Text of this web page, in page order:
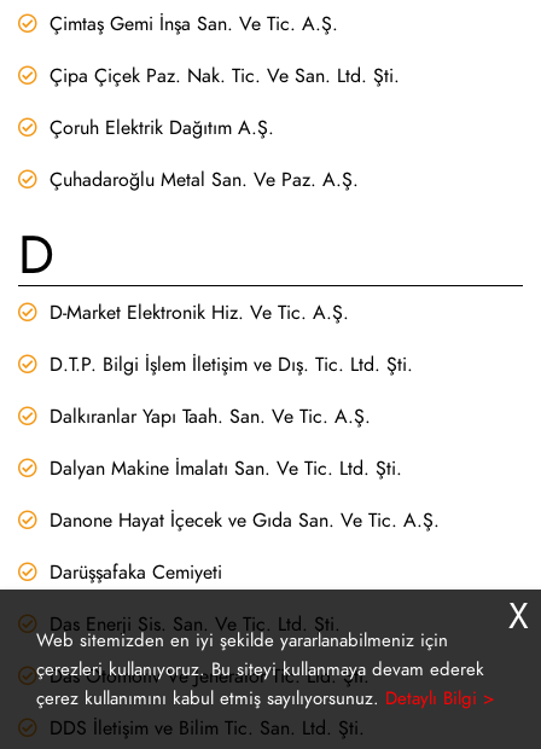
Çimtaş Gemi İnşa San. Ve Tic. A.Ş.
Çipa Çiçek Paz. Nak. Tic. Ve San. Ltd. Şti.
Çoruh Elektrik Dağıtım A.Ş.
Çuhadaroğlu Metal San. Ve Paz. A.Ş.
D
D-Market Elektronik Hiz. Ve Tic. A.Ş.
D.T.P. Bilgi İşlem İletişim ve Dış. Tic. Ltd. Şti.
Dalkıranlar Yapı Taah. San. Ve Tic. A.Ş.
Dalyan Makine İmalatı San. Ve Tic. Ltd. Şti.
Danone Hayat İçecek ve Gıda San. Ve Tic. A.Ş.
Darüşşafaka Cemiyeti
Das Enerji Sis. San. Ve Tic. Ltd. Şti.
Das Otomotiv Ve Jeneratör Tic. Ltd. Şti.
DDS İletişim ve Bilim Tic. San. Ltd. Şti.
Web sitemizden en iyi şekilde yararlanabilmeniz için
çerezleri kullanıyoruz. Bu siteyi kullanmaya devam ederek
çerez kullanımını kabul etmiş sayılıyorsunuz. Detaylı Bilgi >
X